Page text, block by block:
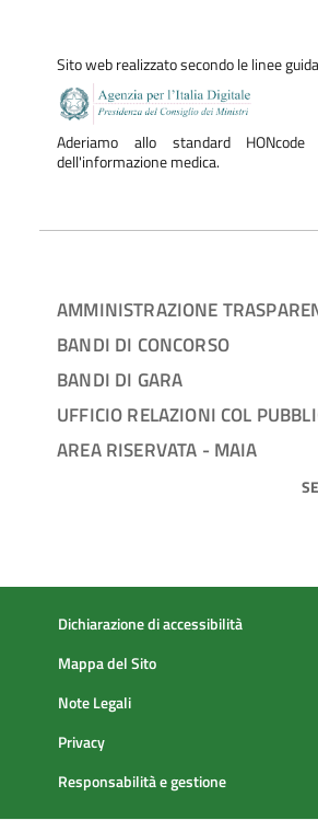
Sito web realizzato secondo le linee
Aderiamo allo standard
dell'informazione medica.
AMMINISTRAZIONE
BANDI DI CONCORSO
BANDI DI GARA
UFFICIO RELAZIONI COL
AREA RISERVATA - MAIA
Dichiarazione di accessibilità
Mappa del Sito
Note Legali
Privacy
Responsabilità e gestione